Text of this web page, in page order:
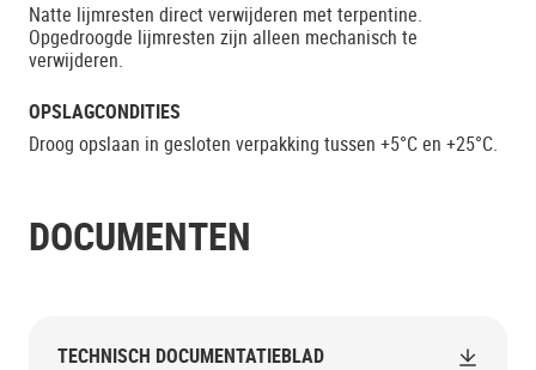
Natte lijmresten direct verwijderen met terpentine.
Opgedroogde lijmresten zijn alleen mechanisch te
verwijderen.
OPSLAGCONDITIES
Droog opslaan in gesloten verpakking tussen +5°C en +25°C.
DOCUMENTEN
TECHNISCH DOCUMENTATIEBLAD